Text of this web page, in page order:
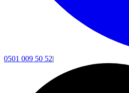
0501 009 50 52|